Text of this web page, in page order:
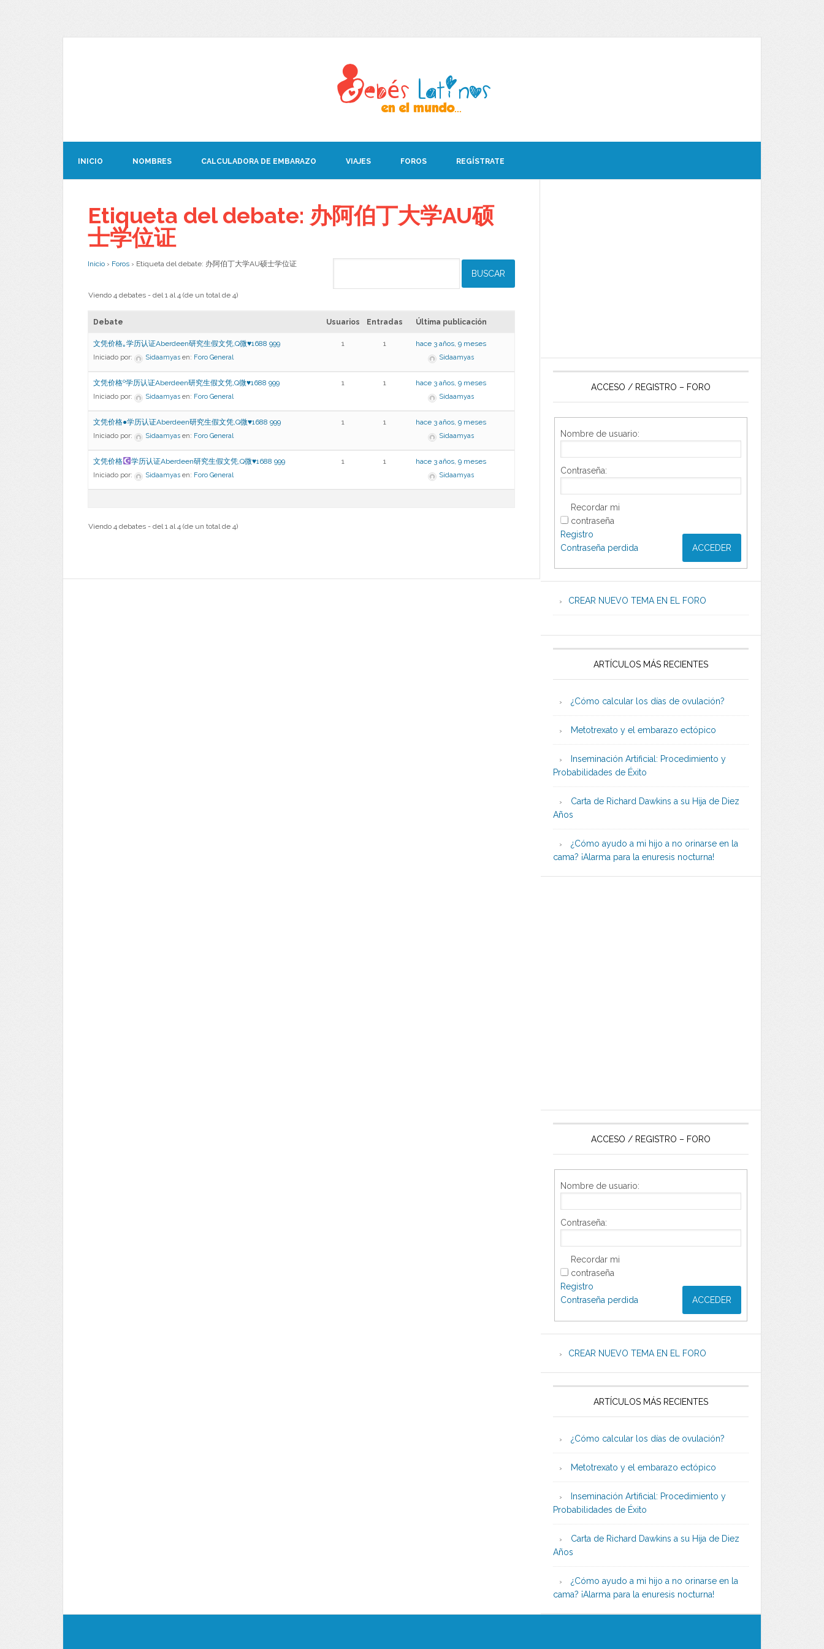
INICIO NOMBRES CALCULADORA DE EMBARAZO VIAJES FOROS REGÍSTRATE
Etiqueta del debate: 办阿伯丁大学AU硕
士学位证
Inicio › Foros › Etiqueta del debate: 办阿伯丁大学AU硕士学位证
Viendo 4 debates - del 1 al 4 (de un total de 4)
Debate Usuarios Entradas Última publicación
文凭价格｡学历认证Aberdeen研究生假文凭,Q微♥1688 999
Iniciado por: Sidaamyas en: Foro General
1 1 hace 3 años, 9 meses
Sidaamyas
文凭价格º学历认证Aberdeen研究生假文凭,Q微♥1688 999
Iniciado por: Sidaamyas en: Foro General
1 1 hace 3 años, 9 meses
Sidaamyas
文凭价格●学历认证Aberdeen研究生假文凭,Q微♥1688 999
Iniciado por: Sidaamyas en: Foro General
1 1 hace 3 años, 9 meses
Sidaamyas
文凭价格 学历认证Aberdeen研究生假文凭,Q微♥1688 999
Iniciado por: Sidaamyas en: Foro General
1 1 hace 3 años, 9 meses
Sidaamyas
Viendo 4 debates - del 1 al 4 (de un total de 4)
ACCESO / REGISTRO – FORO
Nombre de usuario:
Contraseña:
Recordar mi
contraseña
ACCEDER
Registro
Contraseña perdida
CREAR NUEVO TEMA EN EL FORO
ARTÍCULOS MÁS RECIENTES
¿Cómo calcular los días de ovulación?
Metotrexato y el embarazo ectópico
Inseminación Artificial: Procedimiento y
Probabilidades de Éxito
Carta de Richard Dawkins a su Hija de Diez
Años
¿Cómo ayudo a mi hijo a no orinarse en la
cama? ¡Alarma para la enuresis nocturna!
ACCESO / REGISTRO – FORO
Nombre de usuario:
Contraseña:
Recordar mi
contraseña
ACCEDER
Registro
Contraseña perdida
CREAR NUEVO TEMA EN EL FORO
ARTÍCULOS MÁS RECIENTES
¿Cómo calcular los días de ovulación?
Metotrexato y el embarazo ectópico
Inseminación Artificial: Procedimiento y
Probabilidades de Éxito
Carta de Richard Dawkins a su Hija de Diez
Años
¿Cómo ayudo a mi hijo a no orinarse en la
cama? ¡Alarma para la enuresis nocturna!